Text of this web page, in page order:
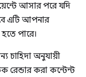
আসার পরে যদি
এটি আপনার
পারে।
চাহিদা অনুযায়ী
রেন্ডার করা কন্টেন্ট